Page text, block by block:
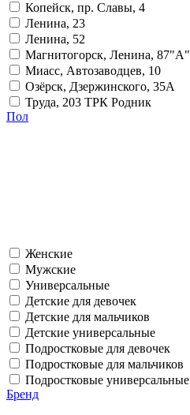
Копейск, пр. Славы, 4
Ленина, 23
Ленина, 52
Магнитогорск, Ленина, 87"А"
Миасс, Автозаводцев, 10
Озёрск, Дзержинского, 35А
Труда, 203 ТРК Родник
Пол
Женские
Мужские
Универсальные
Детские для девочек
Детские для мальчиков
Детские универсальные
Подростковые для девочек
Подростковые для мальчиков
Подростковые универсальные
Бренд